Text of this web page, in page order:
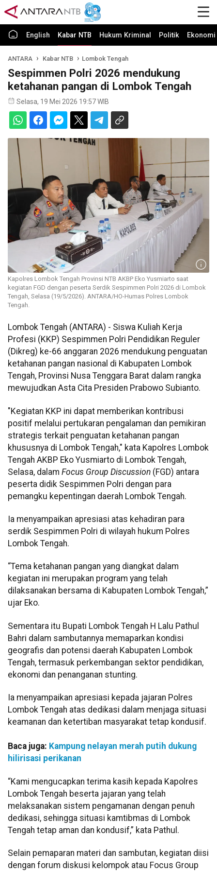
English Kabar NTB Hukum Kriminal Politik
ANTARA Kabar NTB Lombok Tengah
Sespimmen Polri 2026 mendukung
ketahanan pangan di Lombok Tengah
Selasa, 19 Mei 2026 19:57 WIB
Kapolres Lombok Tengah Provinsi NTB AKBP Eko Yusmiarto saat
kegiatan FGD dengan peserta Serdik Sespimmen Polri 2026 di Lombok
Tengah, Selasa (19/5/2026). ANTARA/HO-Humas Polres Lombok
Tengah.
Lombok Tengah (ANTARA) - Siswa Kuliah Kerja
Profesi (KKP) Sespimmen Polri Pendidikan Reguler
(Dikreg) ke-66 anggaran 2026 mendukung penguatan
ketahanan pangan nasional di Kabupaten Lombok
Tengah, Provinsi Nusa Tenggara Barat dalam rangka
mewujudkan Asta Cita Presiden Prabowo Subianto.
"Kegiatan KKP ini dapat memberikan kontribusi
positif melalui pertukaran pengalaman dan pemikiran
strategis terkait penguatan ketahanan pangan
khususnya di Lombok Tengah," kata Kapolres Lombok
Tengah AKBP Eko Yusmiarto di Lombok Tengah,
Selasa, dalam Focus Group Discussion (FGD) antara
peserta didik Sespimmen Polri dengan para
pemangku kepentingan daerah Lombok Tengah.
Ia menyampaikan apresiasi atas kehadiran para
serdik Sespimmen Polri di wilayah hukum Polres
Lombok Tengah.
‎“Tema ketahanan pangan yang diangkat dalam
kegiatan ini merupakan program yang telah
dilaksanakan bersama di Kabupaten Lombok Tengah,”
ujar Eko.
Sementara itu Bupati Lombok Tengah H Lalu Pathul
Bahri dalam sambutannya memaparkan kondisi
geografis dan potensi daerah Kabupaten Lombok
Tengah, termasuk perkembangan sektor pendidikan,
ekonomi dan penanganan stunting.
‎Ia menyampaikan apresiasi kepada jajaran Polres
Lombok Tengah atas dedikasi dalam menjaga situasi
keamanan dan ketertiban masyarakat tetap kondusif.
Baca juga: Kampung nelayan merah putih dukung
hilirisasi perikanan
“Kami mengucapkan terima kasih kepada Kapolres
Lombok Tengah beserta jajaran yang telah
melaksanakan sistem pengamanan dengan penuh
dedikasi, sehingga situasi kamtibmas di Lombok
Tengah tetap aman dan kondusif,” kata Pathul.
Selain pemaparan materi dan sambutan, kegiatan diisi
dengan forum diskusi kelompok atau Focus Group